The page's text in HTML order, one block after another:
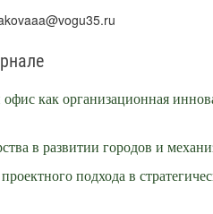
как организационная
в развитии городов и
подхода в